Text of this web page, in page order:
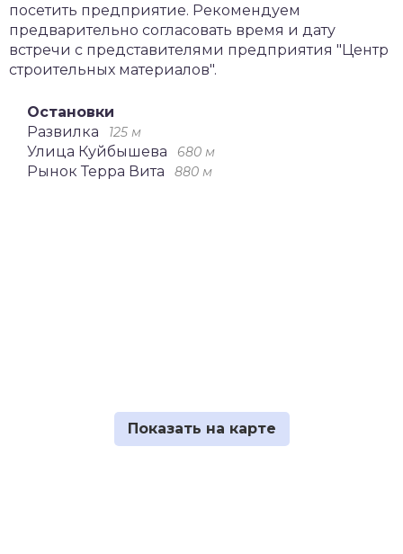
посетить предприятие. Рекомендуем
предварительно согласовать время и дату
встречи с представителями предприятия "Центр
строительных материалов".
Остановки
Развилка
125 м
Улица Куйбышева 680 м
Рынок Терра Вита 880 м